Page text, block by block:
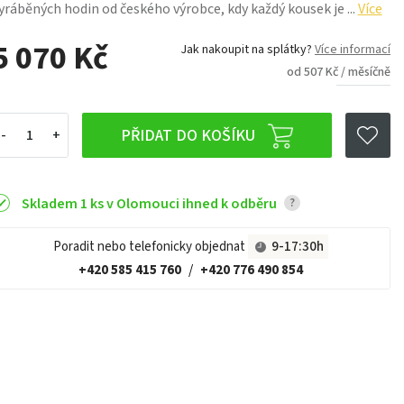
hodin od českého výrobce, kdy každý kousek je ...Více
070 Kč Jak nakoupit na splátky? Více informací
od 507 Kč / měsíčně
PŘIDAT DO KOŠÍKU
Skladem 1 ks v Olomouci ihned k odběru ?
Poradit nebo telefonicky objednat
9-17:30h
+420 585 415 760 / +420 776 490 854